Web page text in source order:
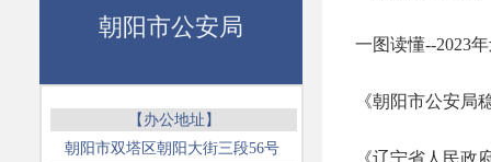
朝阳市公安局
【办公地址】
朝阳市双塔区朝阳大街三段56号
一图读懂--2023
《朝阳市公安局